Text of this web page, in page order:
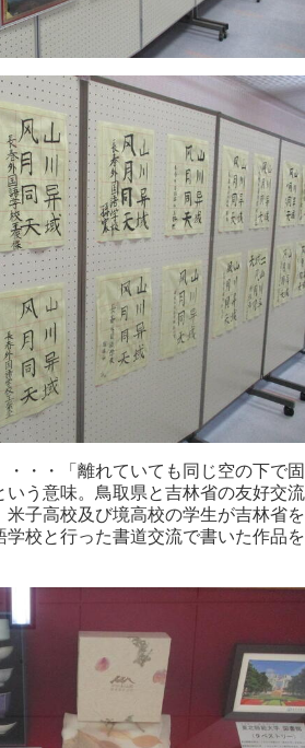
・・・「離れていても同じ空の下で固
いう意味。鳥取県と吉林省の友好交流
米子高校及び境高校の学生が吉林省を
校と行った書道交流で書いた作品を